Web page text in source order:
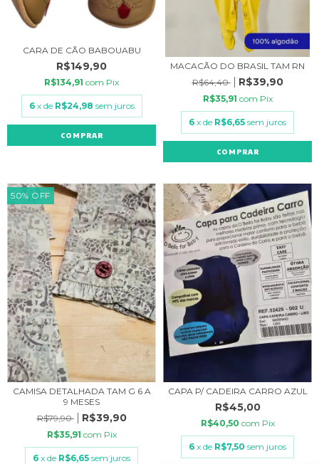
CARA DE CÃO BABOUABU
R$149,90
R$134,91 com Pix
6 x de R$24,98 sem juros
COMPRAR
MACACÃO DO BRASIL TAM RN
R$64,40
R$39,90
R$35,91 com Pix
6 x de R$6,65 sem juros
COMPRAR
50% OFF
CAMISA DETALHADA TAM G 6 A
9 MESES
R$79,90
R$39,90
R$35,91 com Pix
6 x de R$6,65 sem juros
CAPA P/ CADEIRA CARRO AZUL
R$45,00
R$40,50 com Pix
6 x de R$7,50 sem juros